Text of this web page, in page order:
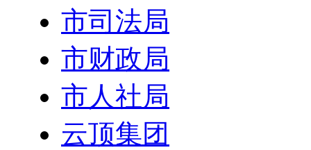
市司法局
市财政局
市人社局
云顶集团